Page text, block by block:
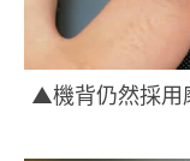
▲機背仍然採用